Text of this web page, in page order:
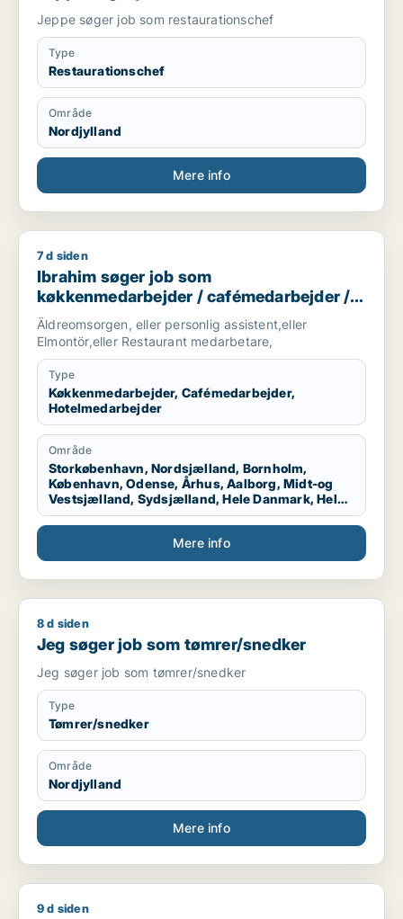
Jeppe søger job som restaurationschef
Type
Restaurationschef
Område
Nordjylland
Mere info
Ibrahim søger job som køkkenmedarbejder /
7 d siden
Ibrahim søger job som
køkkenmedarbejder / cafémedarbejder /
hotelmedarbejder
Äldreomsorgen, eller personlig assistent,eller
Elmontör,eller Restaurant medarbetare,
Type
Køkkenmedarbejder, Cafémedarbejder,
Hotelmedarbejder
Område
Storkøbenhavn, Nordsjælland, Bornholm,
København, Odense, Århus, Aalborg, Midt-og
Vestsjælland, Sydsjælland, Hele Danmark, Hele
Sjælland, Hele Jylland, Vestjylland
Mere info
Jeg søger job som tømrer/snedker
8 d siden
Jeg søger job som tømrer/snedker
Jeg søger job som tømrer/snedker
Type
Tømrer/snedker
Område
Nordjylland
Mere info
Kathrine søger job som regnskabsmedarbejder /
9 d siden